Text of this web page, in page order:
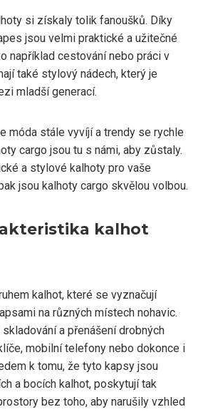
si získaly tolik fanoušků. Díky
jsou velmi praktické a užitečné
například cestování nebo práci v
také stylový nádech, který je
mladší generací.
móda stále vyvíjí a trendy se rychle
cargo jsou tu s námi, aby zůstaly.
a stylové kalhoty pro vaše
jsou kalhoty cargo skvělou volbou.
kalhot
kalhot, které se vyznačují
na různých místech nohavic.
a přenášení drobných
mobilní telefony nebo dokonce i
k tomu, že tyto kapsy jsou
a bocích kalhot, poskytují tak
bez toho, aby narušily vzhled